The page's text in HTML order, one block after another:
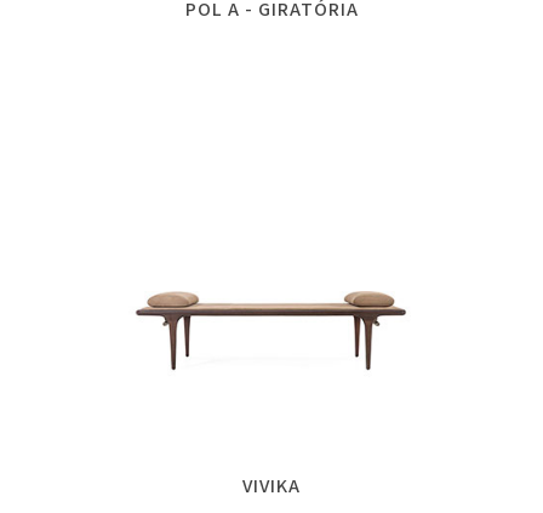
POL A - GIRATÓRIA
VIVIKA